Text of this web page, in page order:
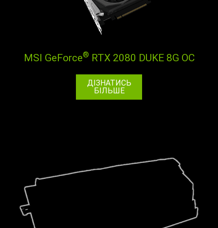
MSI GeForce® RTX 2080 DUKE 8G OC
ДІЗНАТИСЬ
БІЛЬШЕ